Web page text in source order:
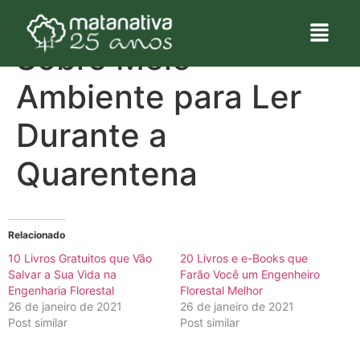
20 Livros Gratuitos
Sobre Meio
Ambiente para Ler
Durante a
Quarentena
Relacionado
10 Livros Gratuitos que Vão
Salvar a Sua Vida na
Engenharia Florestal
26 de janeiro de 2021
Post similar
20 Livros e e-Books que
Farão Você um Engenheiro
Florestal Melhor
26 de janeiro de 2021
Post similar